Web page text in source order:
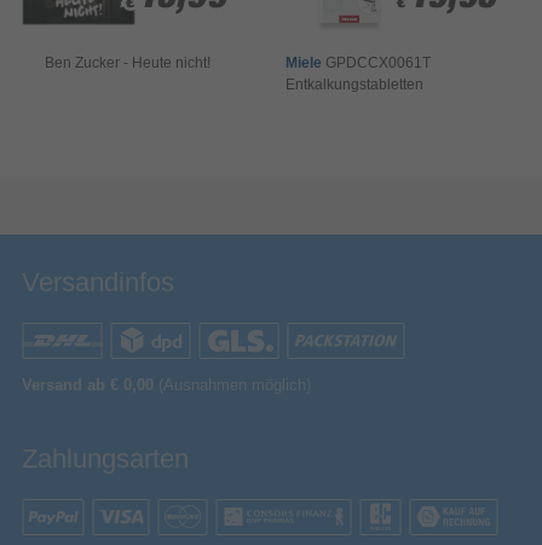
Ben Zucker - Heute nicht! Miele GPDCCX0061T
Entkalkungstabletten
Versandinfos
Versand ab € 0,00 (Ausnahmen möglich)
Zahlungsarten